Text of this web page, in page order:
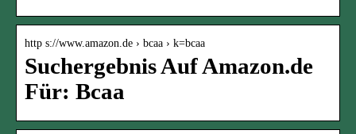
http s://www.amazon.de › bcaa › k=bcaa
Suchergebnis Auf Amazon.de
Für: Bcaa